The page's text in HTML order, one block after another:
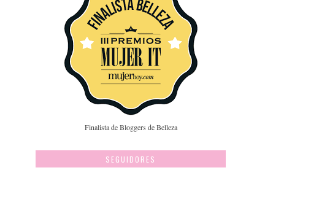
Finalista de Bloggers de Belleza
SEGUIDORES